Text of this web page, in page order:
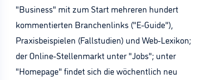
"Business" mit zum Start mehreren hundert
kommentierten Branchenlinks ("E-Guide"),
Praxisbeispielen (Fallstudien) und Web-Lexikon;
der Online-Stellenmarkt unter "Jobs"; unter
"Homepage" findet sich die wöchentlich neu